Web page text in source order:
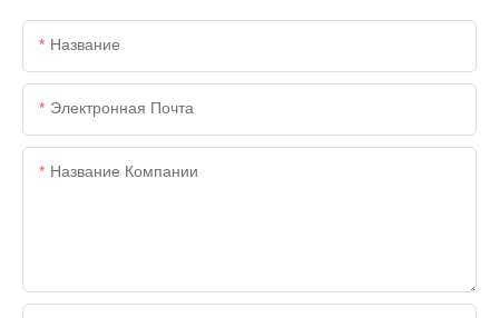
Название
Электронная Почта
Название Компании